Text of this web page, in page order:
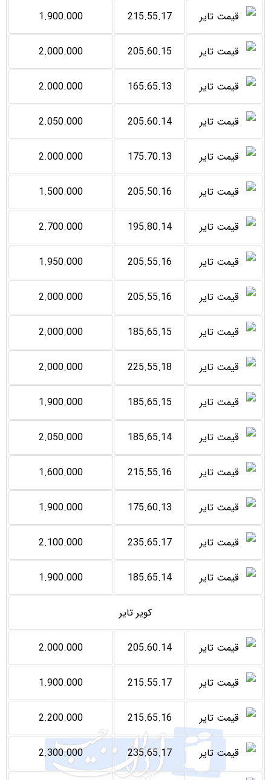
215.55.17
1.900.000
205.60.15
2.000.000
165.65.13
2.000.000
205.60.14
2.050.000
175.70.13
2.000.000
205.50.16
1.500.000
195.80.14
2.700.000
205.55.16
1.950.000
205.55.16
2.000.000
185.65.15
2.000.000
225.55.18
2.000.000
185.65.15
1.900.000
185.65.14
2.050.000
215.55.16
1.600.000
175.60.13
1.900.000
235.65.17
2.100.000
185.65.14
1.900.000
کویر تایر
205.60.14
2.000.000
215.55.17
1.900.000
215.65.16
2.200.000
235.65.17
2.300.000